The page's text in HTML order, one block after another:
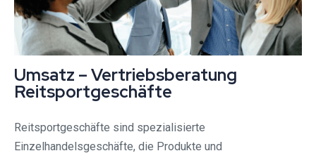
Umsatz – Vertriebsberatung
Reitsportgeschäfte
Reitsportgeschäfte sind spezialisierte
Einzelhandelsgeschäfte, die Produkte und